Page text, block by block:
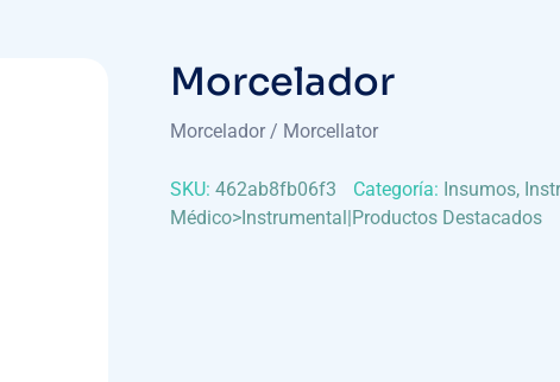
Morcelador
Morcelador / Morcellator
SKU:462ab8fb06f3 Categoría: Insumos,
Médico>Instrumental|Productos Destacados